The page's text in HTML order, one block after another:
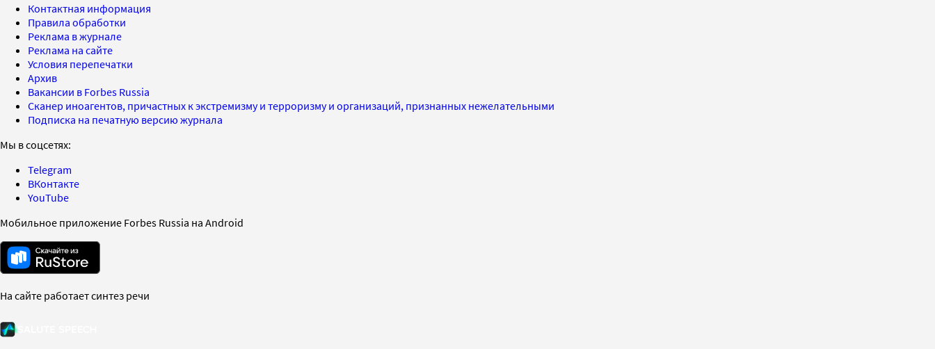
Контактная информация
Правила обработки
Реклама в журнале
Реклама на сайте
Условия перепечатки
Архив
Вакансии в Forbes Russia
Сканер иноагентов, причастных к экстремизму и терроризму и организаций, признанных нежелательными
Подписка на печатную версию журнала
Мы в соцсетях:
Telegram
ВКонтакте
YouTube
Мобильное приложение Forbes Russia на Android
На сайте работает синтез речи